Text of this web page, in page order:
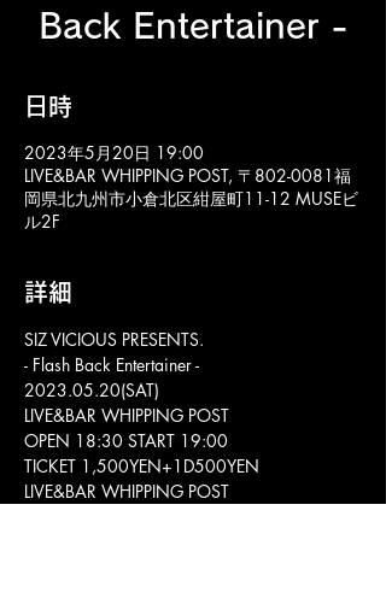
Back Entertainer -
日時
2023年5月20日 19:00
LIVE&BAR WHIPPING POST, 〒802-0081福
岡県北九州市小倉北区紺屋町11-12 MUSEビ
ル2F
詳細
SIZ VICIOUS PRESENTS.
- Flash Back Entertainer -
2023.05.20(SAT)
LIVE&BAR WHIPPING POST
OPEN 18:30 START 19:00
TICKET 1,500YEN+1D500YEN
LIVE&BAR WHIPPING POST